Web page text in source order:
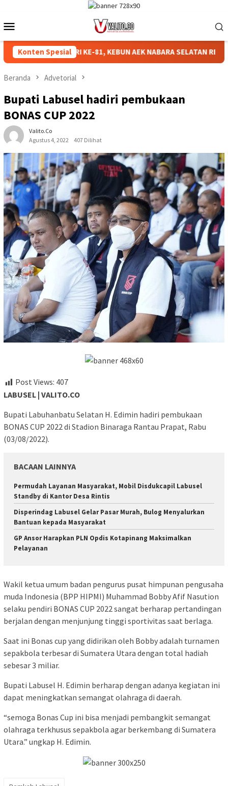
konten
Mobile
Konten Spesial
HUT RI KE-81, KEBUN AEK NABARA SELATAN RESMI
Beranda Advetorial
Bupati Labusel hadiri pembukaan
BONAS CUP 2022
Valito.co
Agustus 4, 2022
407 Dilihat
Post Views: 407
LABUSEL | VALITO.CO
Bupati Labuhanbatu Selatan H. Edimin hadiri pembukaan
BONAS CUP 2022 di Stadion Binaraga Rantau Prapat, Rabu
(03/08/2022).
BACAAN LAINNYA
Permudah Layanan Masyarakat, Mobil Disdukcapil Labusel
Standby di Kantor Desa Rintis
Disperindag Labusel Gelar Pasar Murah, Bulog Menyalurkan
Bantuan kepada Masyarakat
GP Ansor Harapkan PLN Opdis Kotapinang Maksimalkan
Pelayanan
Wakil ketua umum badan pengurus pusat himpunan pengusaha
muda Indonesia (BPP HIPMI) Muhammad Bobby Afif Nasution
selaku pendiri BONAS CUP 2022 sangat berharap pertandingan
berjalan dengan menjunjung tinggi sportivitas saat berlaga.
Saat ini Bonas cup yang didirikan oleh Bobby adalah turnamen
sepakbola terbesar di Sumatera Utara dengan total hadiah
sebesar 3 miliar.
Bupati Labusel H. Edimin berharap dengan adanya kegiatan ini
dapat meningkatkan semangat olahraga di daerah.
“semoga Bonas Cup ini bisa menjadi pembangkit semangat
olahraga terkhusus sepakbola agar berkembang di Sumatera
Utara.” ungkap H. Edimin.